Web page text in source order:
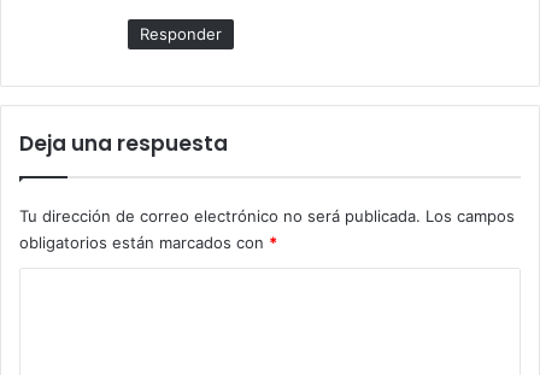
Responder
Deja una respuesta
Tu dirección de correo electrónico no será publicada. Los campos
obligatorios están marcados con *